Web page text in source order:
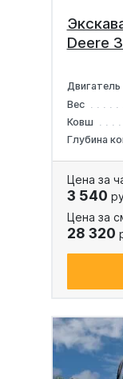
Deere
Двигатель
Вес
Ковш
Глубина
Цена за
3 540
Цена за
28 320